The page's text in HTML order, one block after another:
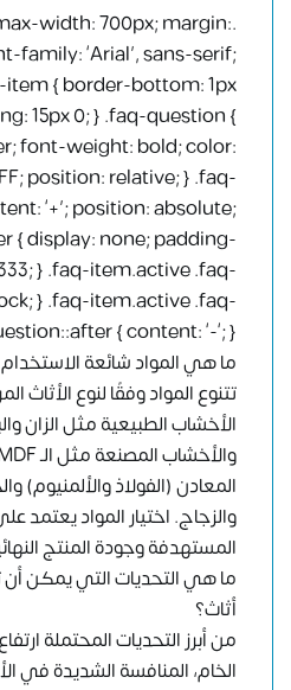
width: 700px; margin:
family: ‘Arial’, sans-serif;
{ border-bottom: 1px
15px 0; } .faq-question {
font-weight: bold; color:
position: relative; } .faq-
‘+’; position: absolute;
{ display: none; padding-
} .faq-item.active .faq-
} .faq-item.active .faq-
{ content: ‘-‘; }
ما هي المواد شائعة
تتنوع المواد وفقًا لنوع الأثاث
الأخشاب الطبيعية مثل الزان
المعادن (الفولاذ والألمنيوم)
والزجاج. اختيار المواد يعتمد
المستهدفة وجودة المنتج
ما هي التحديات التي يمكن
أثاث؟
من أبرز التحديات المحتملة
الخام، المنافسة الشديدة في